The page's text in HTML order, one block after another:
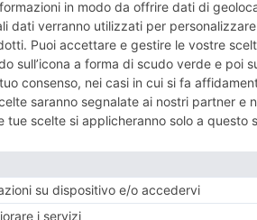
l’autore ha collaborato a
e il virtuosismo in
stampe su rare e
presentaWaves: doppia
che nasce da una